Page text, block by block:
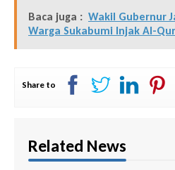
Baca juga : Wakil Gubernur
Warga Sukabumi Injak Al-
Share to
Related News